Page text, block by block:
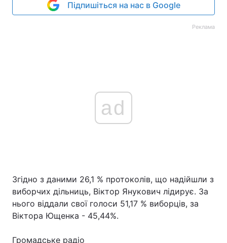
Підпишіться на нас в Google
Реклама
ad
Згідно з даними 26,1 % протоколів, що надійшли з
виборчих дільниць, Віктор Янукович лідирує. За
нього віддали свої голоси 51,17 % виборців, за
Віктора Ющенка - 45,44%.
Громадське радіо